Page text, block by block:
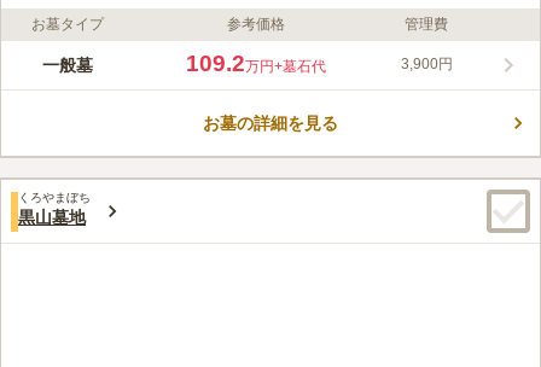
ライフドット編集部のコメント
広大な自然の中で、清々しい風を感じられる公園墓地です。ロケ
さの区画も用意しています。 オリジナルのお墓を建立できるの
口コミ評価
みんなの評価
墓地公園内、墓地公園周辺にいつくかのお店があるので自宅から
お墓タイプ 参考価格 管理費
一般墓 109.2万円+墓石代 3,900円
お墓の詳細を見る
くろやまぼち
黒山墓地